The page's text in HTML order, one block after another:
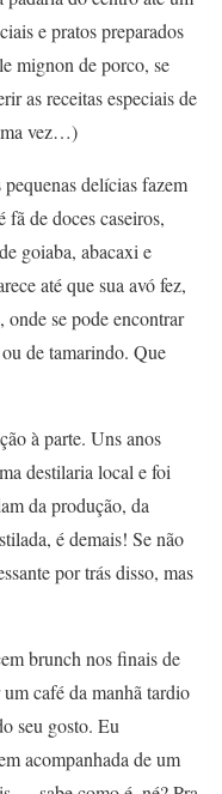
e pratos preparados
mignon de porco, se
as receitas especiais de
vez…)
delícias fazem
fã de doces caseiros,
goiaba, abacaxi e
até que sua avó fez,
onde se pode encontrar
de tamarindo. Que
à parte. Uns anos
destilaria local e foi
da produção, da
é demais! Se não
por trás disso, mas
brunch nos finais de
café da manhã tardio
seu gosto. Eu
acompanhada de um